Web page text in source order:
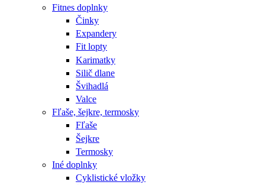
Fitnes doplnky
Činky
Expandery
Fit lopty
Karimatky
Silič dlane
Švihadlá
Valce
Fľaše, šejkre, termosky
Fľaše
Šejkre
Termosky
Iné doplnky
Cyklistické vložky